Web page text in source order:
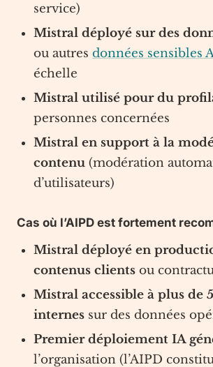
service)
Mistral déployé sur des
ou autres données sensibles
échelle
Mistral utilisé pour du
personnes concernées
Mistral en support à la
contenu (modération
d’utilisateurs)
Cas où l’AIPD est fortement
Mistral déployé en
contenus clients ou
Mistral accessible à plus de
internes sur des données
Premier déploiement IA
l’organisation (l’AIPD